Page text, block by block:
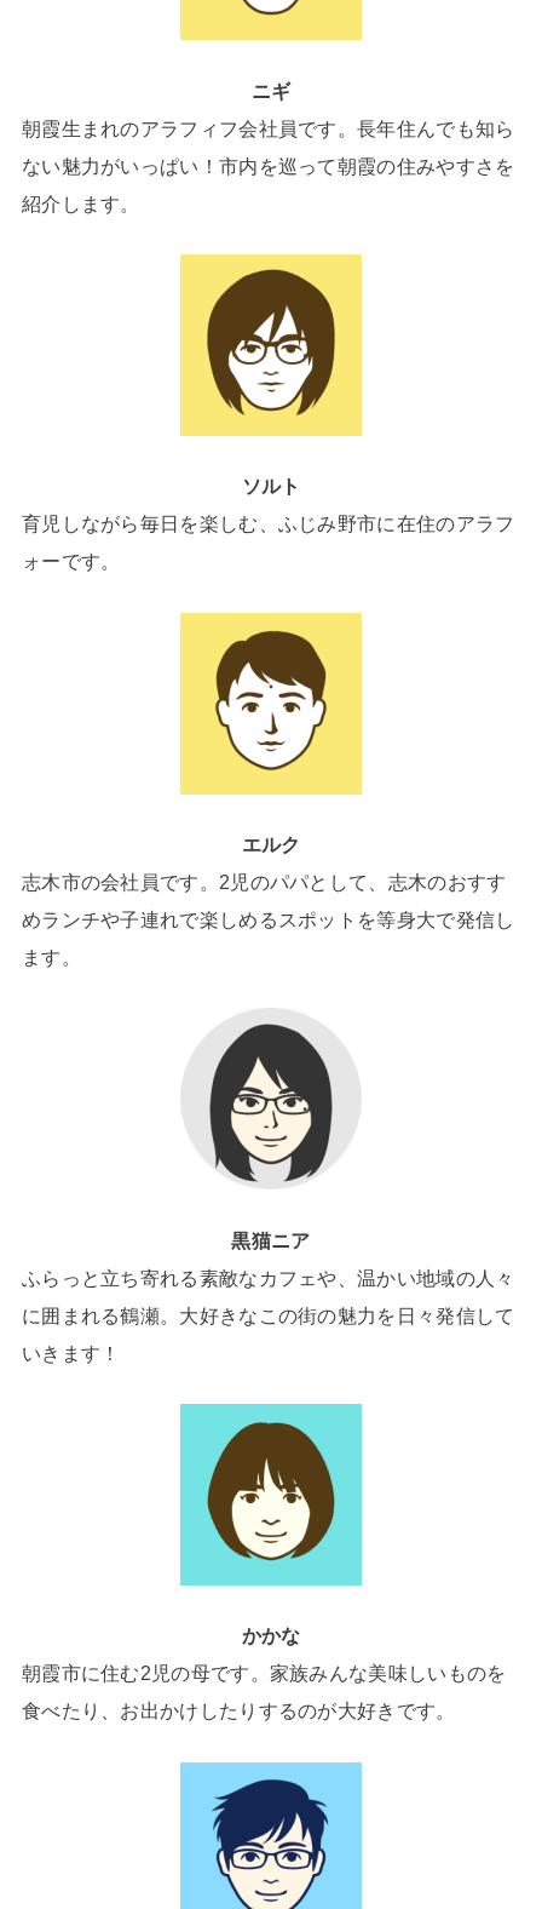
ニギ
朝霞生まれのアラフィフ会社員です。長年住んでも知ら
ない魅力がいっぱい！市内を巡って朝霞の住みやすさを
紹介します。
ソルト
育児しながら毎日を楽しむ、ふじみ野市に在住のアラフ
ォーです。
エルク
志木市の会社員です。2児のパパとして、志木のおすす
めランチや子連れで楽しめるスポットを等身大で発信し
ます。
黒猫ニア
ふらっと立ち寄れる素敵なカフェや、温かい地域の人々
に囲まれる鶴瀬。大好きなこの街の魅力を日々発信して
いきます！
かかな
朝霞市に住む2児の母です。家族みんな美味しいものを
食べたり、お出かけしたりするのが大好きです。